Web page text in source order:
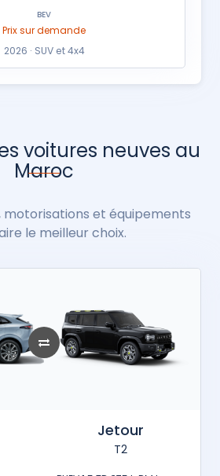
BEV
Prix sur demande
2026 · SUV et 4x4
voitures neuves au
Maroc
motorisations et équipements
le meilleur choix.
Jetour
T2